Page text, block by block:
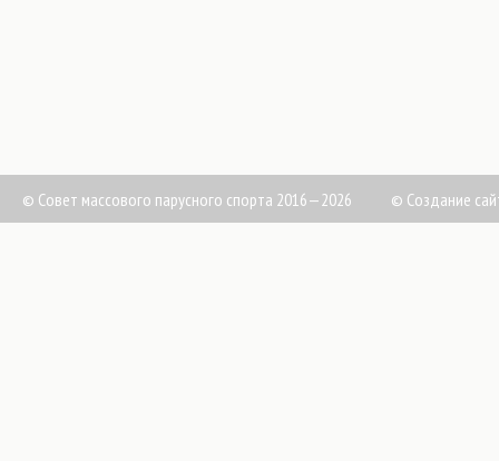
© Совет массового парусного спорта 2016—2026 © Создание